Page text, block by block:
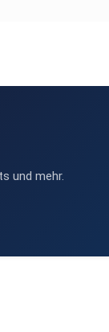
und mehr.